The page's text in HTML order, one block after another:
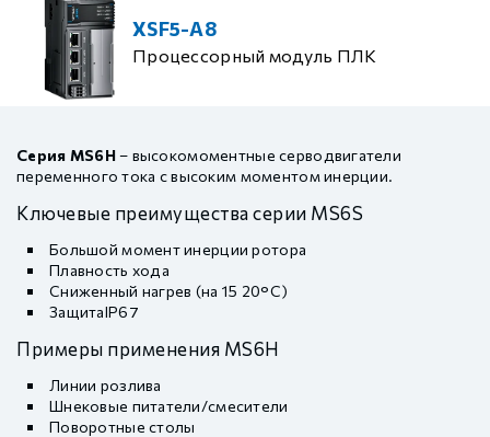
XSF5-A8
Процессорный модуль ПЛК
Серия MS6H– высокомоментные серводвигатели
переменного тока с высоким моментом инерции.
Ключевые преимущества серии MS6S
Большой момент инерции ротора
Плавность хода
Сниженный нагрев (на 15 20°C)
ЗащитаIP67
Примеры применения MS6H
Линии розлива
Шнековые питатели/смесители
Поворотные столы